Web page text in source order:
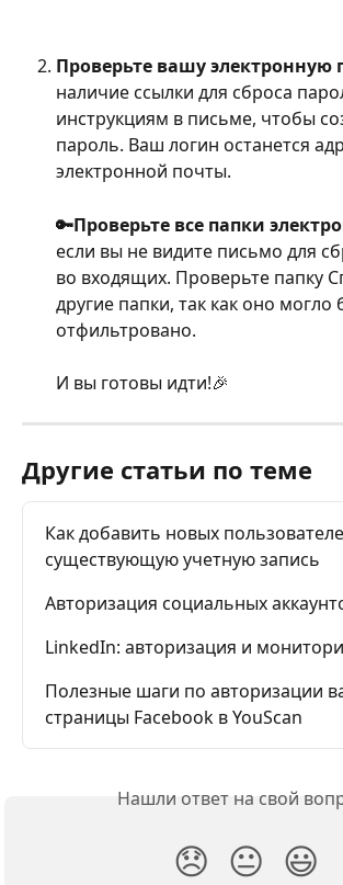
Проверьте вашу электронную
наличие ссылки для сброса
инструкциям в письме, чтобы
пароль. Ваш логин останется
электронной почты.
🔑Проверьте все папки
если вы не видите письмо для
во входящих. Проверьте папку
другие папки, так как оно могло
отфильтровано.
И вы готовы идти!🎉
Другие статьи по теме
Как добавить новых
существующую учетную запись
Авторизация социальных
LinkedIn: авторизация и
Полезные шаги по авторизации
страницы Facebook в YouScan
Нашли ответ на свой
😞 😐 😃